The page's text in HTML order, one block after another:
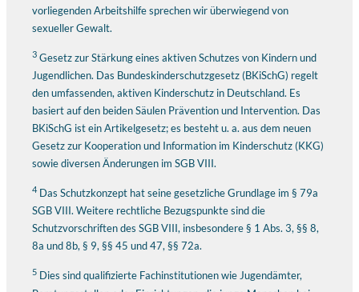
vorliegenden Arbeitshilfe sprechen wir überwiegend von
sexueller Gewalt.
3 Gesetz zur Stärkung eines aktiven Schutzes von Kindern und
Jugendlichen. Das Bundeskinderschutzgesetz (BKiSchG) regelt
den umfassenden, aktiven Kinderschutz in Deutschland. Es
basiert auf den beiden Säulen Prävention und Intervention. Das
BKiSchG ist ein Artikelgesetz; es besteht u. a. aus dem neuen
Gesetz zur Kooperation und Information im Kinderschutz (KKG)
sowie diversen Änderungen im SGB VIII.
4Das Schutzkonzept hat seine gesetzliche Grundlage im § 79a
SGB VIII. Weitere rechtliche Bezugspunkte sind die
Schutzvorschriften des SGB VIII, insbesondere § 1 Abs. 3, §§ 8,
8a und 8b, § 9, §§ 45 und 47, §§ 72a.
5 Dies sind qualifizierte Fachinstitutionen wie Jugendämter,